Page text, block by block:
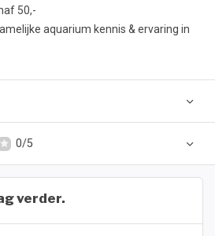
50,-
aquarium kennis & ervaring in
0/5
verder.